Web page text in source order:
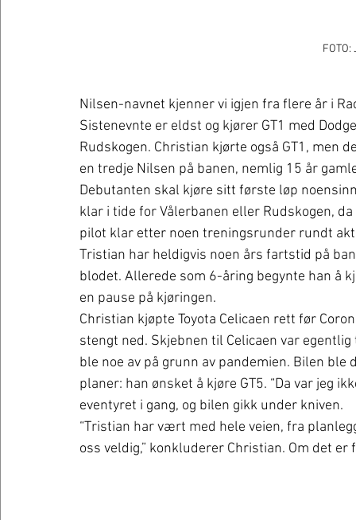
Nilsen-navnet kjenner vi igjen fra flere år i
Sistenevnte er eldst og kjører GT1 med
Rudskogen. Christian kjørte også GT1, men
en tredje Nilsen på banen, nemlig 15 år
Debutanten skal kjøre sitt første løp
klar i tide for Vålerbanen eller Rudskogen,
pilot klar etter noen treningsrunder rundt
Tristian har heldigvis noen års fartstid på
blodet. Allerede som 6-åring begynte han å
en pause på kjøringen.
Christian kjøpte Toyota Celicaen rett før
stengt ned. Skjebnen til Celicaen var
ble noe av på grunn av pandemien. Bilen
planer: han ønsket å kjøre GT5. “Da var jeg
eventyret i gang, og bilen gikk under kniven.
“Tristian har vært med hele veien, fra
oss veldig,” konkluderer Christian. Om det